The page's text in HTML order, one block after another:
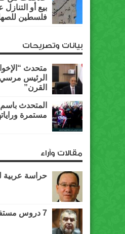
بيع أو
فلسطين
بيانات وتصريحات
متحدث
الرئيس
القرن”
المتحدث باسم
مستمرة
مقالات وآراء
حراسة عربية
7 دروس مستفادة من ثورة يناير